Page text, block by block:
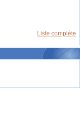
Liste complète